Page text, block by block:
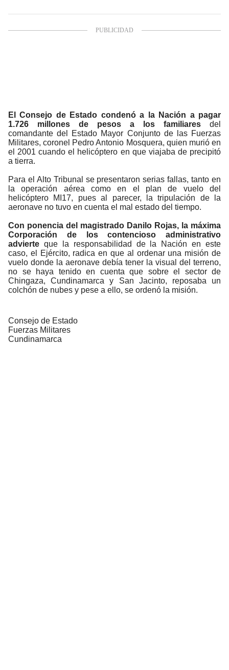
El Consejo de Estado condenó a la Nación a pagar
1.726 millones de pesos a los familiares del
comandante del Estado Mayor Conjunto de las Fuerzas
Militares, coronel Pedro Antonio Mosquera, quien murió en
el 2001 cuando el helicóptero en que viajaba de precipitó
a tierra.
Para el Alto Tribunal se presentaron serias fallas, tanto en
la operación aérea como en el plan de vuelo del
helicóptero MI17, pues al parecer, la tripulación de la
aeronave no tuvo en cuenta el mal estado del tiempo.
Con ponencia del magistrado Danilo Rojas, la máxima
Corporación de los contencioso administrativo
advierte que la responsabilidad de la Nación en este
caso, el Ejército, radica en que al ordenar una misión de
vuelo donde la aeronave debía tener la visual del terreno,
no se haya tenido en cuenta que sobre el sector de
Chingaza, Cundinamarca y San Jacinto, reposaba un
colchón de nubes y pese a ello, se ordenó la misión.
Consejo de Estado
Fuerzas Militares
Cundinamarca